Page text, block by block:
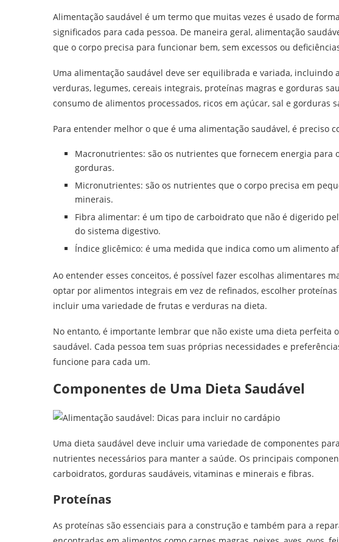
Alimentação saudável é um termo que muitas vezes é usado de
significados para cada pessoa. De maneira geral, alimentação
que o corpo precisa para funcionar bem, sem excessos ou
Uma alimentação saudável deve ser equilibrada e variada,
verduras, legumes, cereais integrais, proteínas magras e gorduras
consumo de alimentos processados, ricos em açúcar, sal e gorduras
Para entender melhor o que é uma alimentação saudável, é preciso
Macronutrientes: são os nutrientes que fornecem energia para
gorduras.
Micronutrientes: são os nutrientes que o corpo precisa em
minerais.
Fibra alimentar: é um tipo de carboidrato que não é digerido
do sistema digestivo.
Índice glicêmico: é uma medida que indica como um alimento
Ao entender esses conceitos, é possível fazer escolhas alimentares
optar por alimentos integrais em vez de refinados, escolher
incluir uma variedade de frutas e verduras na dieta.
No entanto, é importante lembrar que não existe uma dieta perfeita
saudável. Cada pessoa tem suas próprias necessidades e
funcione para cada um.
Componentes de Uma Dieta Saudável
Uma dieta saudável deve incluir uma variedade de componentes
nutrientes necessários para manter a saúde. Os principais
carboidratos, gorduras saudáveis, vitaminas e minerais e fibras.
Proteínas
As proteínas são essenciais para a construção e também para a